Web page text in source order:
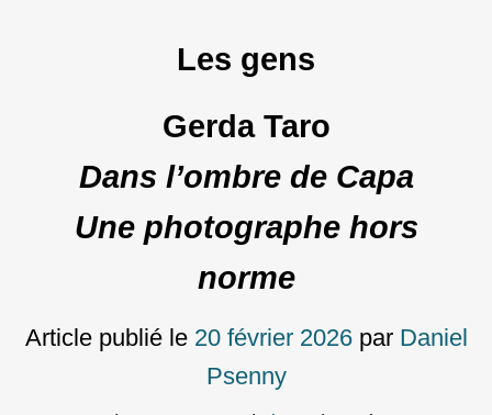
Les gens
Gerda Taro
Dans l’ombre de Capa
Une photographe hors
norme
Article publié le 20 février 2026 par Daniel
Psenny